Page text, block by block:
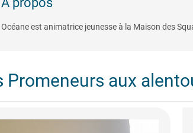
Océane est animatrice jeunesse à la Maison des
Promeneurs aux